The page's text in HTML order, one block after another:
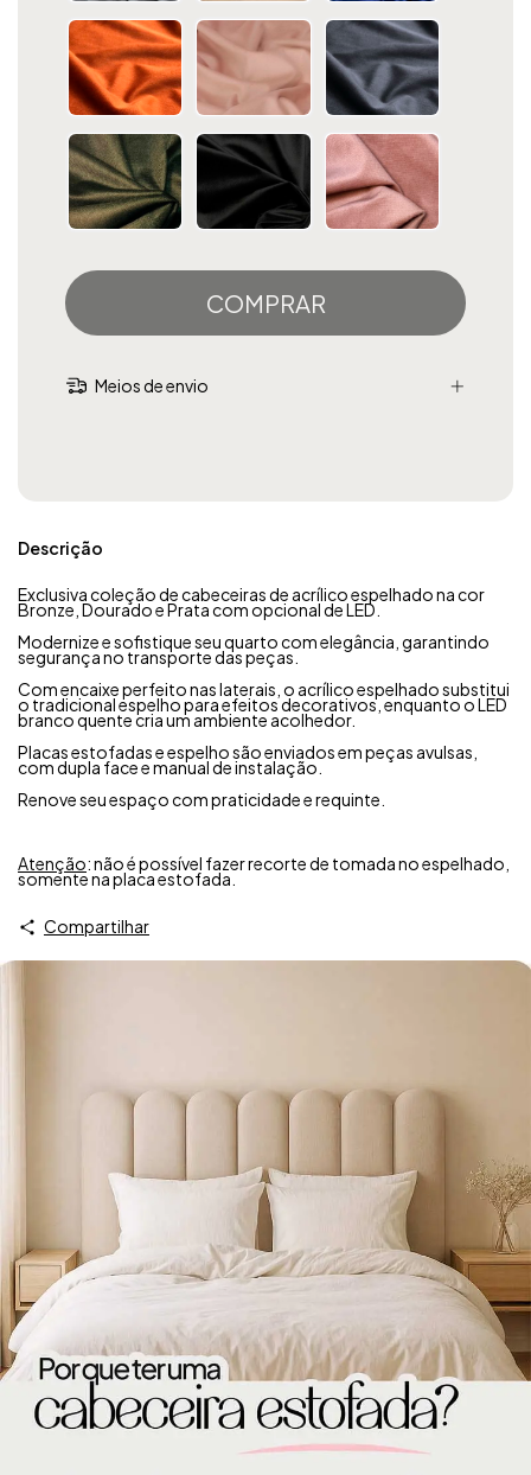
Meios de envio
Descrição
Exclusiva coleção de cabeceiras de acrílico espelhado na cor
Bronze, Dourado e Prata com opcional de LED.
Modernize e sofistique seu quarto com elegância, garantindo
segurança no transporte das peças.
Com encaixe perfeito nas laterais, o acrílico espelhado substitui
o tradicional espelho para efeitos decorativos, enquanto o LED
branco quente cria um ambiente acolhedor.
Placas estofadas e espelho são enviados em peças avulsas,
com dupla face e manual de instalação.
Renove seu espaço com praticidade e requinte.
Atenção: não é possível fazer recorte de tomada no espelhado,
somente na placa estofada.
Compartilhar